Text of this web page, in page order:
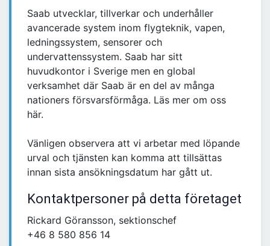
Saab utvecklar, tillverkar och underhåller
avancerade system inom flygteknik, vapen,
ledningssystem, sensorer och
undervattenssystem. Saab har sitt
huvudkontor i Sverige men en global
verksamhet där Saab är en del av många
nationers försvarsförmåga. Läs mer om oss
här.
Vänligen observera att vi arbetar med löpande
urval och tjänsten kan komma att tillsättas
innan sista ansökningsdatum har gått ut.
Kontaktpersoner på detta företaget
Rickard Göransson, sektionschef
+46 8 580 856 14